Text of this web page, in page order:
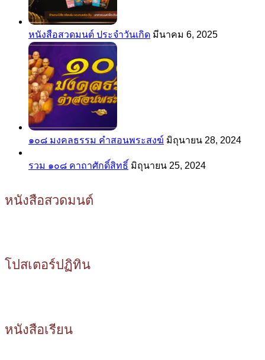
หนังสือสวดมนต์ ประจำวันเกิด มีนาคม 6, 2025
๑๐๘ มงคลธรรม คำสอนพระสงฆ์ มิถุนายน 28, 2024
รวม ๑๐๘ คาถาศักดิ์สิทธิ์ มิถุนายน 25, 2024
หนังสือสวดมนต์
โปสเตอร์ปฏิทิน
หนังสือเรียน